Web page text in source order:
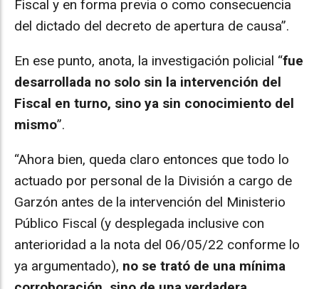
Fiscal y en forma previa o como consecuencia
del dictado del decreto de apertura de causa”.
En ese punto, anota, la investigación policial “fue
desarrollada no solo sin la intervención del
Fiscal en turno, sino ya sin conocimiento del
mismo”.
“Ahora bien, queda claro entonces que todo lo
actuado por personal de la División a cargo de
Garzón antes de la intervención del Ministerio
Público Fiscal (y desplegada inclusive con
anterioridad a la nota del 06/05/22 conforme lo
ya argumentado), no se trató de una mínima